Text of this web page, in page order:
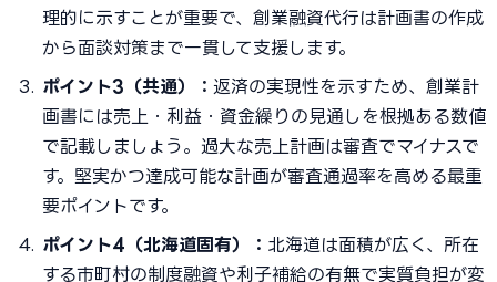
理的に示すことが重要で、創業融資代行は計画書の作成
から面談対策まで一貫して支援します。
ポイント3（共通）： 返済の実現性を示すため、創業計
画書には売上・利益・資金繰りの見通しを根拠ある数値
で記載しましょう。過大な売上計画は審査でマイナスで
す。堅実かつ達成可能な計画が審査通過率を高める最重
要ポイントです。
ポイント4（北海道固有）： 北海道は面積が広く、所在
する市町村の制度融資や利子補給の有無で実質負担が変